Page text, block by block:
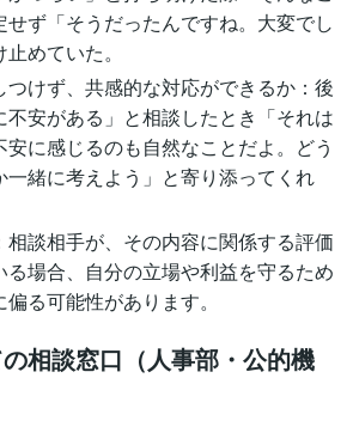
せず「そうだったんですね。大変でし
めていた。
つけず、共感的な対応ができるか：後
安がある」と相談したとき「それは
に感じるのも自然なことだよ。どう
緒に考えよう」と寄り添ってくれ
談相手が、その内容に関係する評価
場合、自分の立場や利益を守るため
る可能性があります。
相談窓口（人事部・公的機